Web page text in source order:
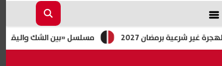
مسلسل «بين الشك واليقين.. برمضان 2027